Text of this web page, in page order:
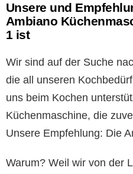
Unsere und
Ambiano
1 ist
Wir sind auf der Suche
die all unseren
uns beim Kochen
Küchenmaschine, die
Unsere Empfehlung: Die
Warum? Weil wir von der